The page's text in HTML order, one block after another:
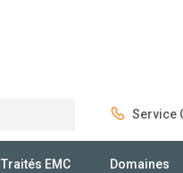
Service
Traités EMC Domaines